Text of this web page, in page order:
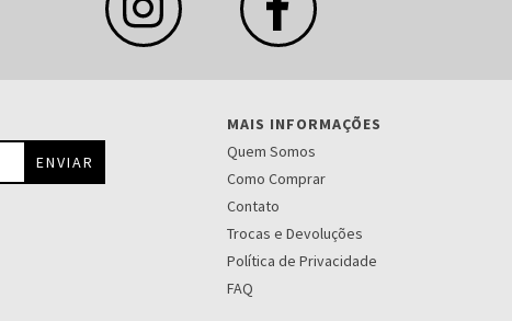
MAIS INFORMAÇÕES
Quem Somos
Como Comprar
Contato
Trocas e Devoluções
Política de Privacidade
FAQ